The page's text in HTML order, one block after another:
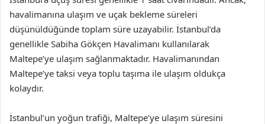
havalimanına ulaşım ve uçak bekleme süreleri
düşünüldüğünde toplam süre uzayabilir. İstanbul’da
genellikle Sabiha Gökçen Havalimanı kullanılarak
Maltepe’ye ulaşım sağlanmaktadır. Havalimanından
Maltepe’ye taksi veya toplu taşıma ile ulaşım oldukça
kolaydır.
İstanbul’un yoğun trafiği, Maltepe’ye ulaşım süresini